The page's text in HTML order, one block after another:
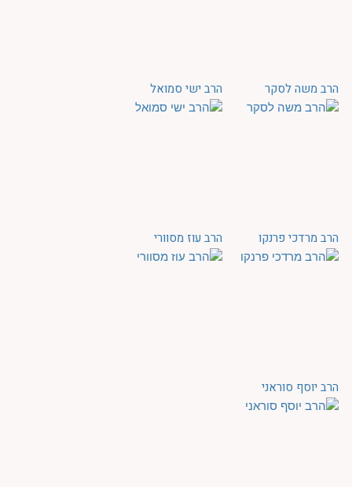
הרב משה לסקר הרב ישי סמואל
הרב מרדכי פרנקו הרב עוז מסוורי
הרב יוסף סוראני